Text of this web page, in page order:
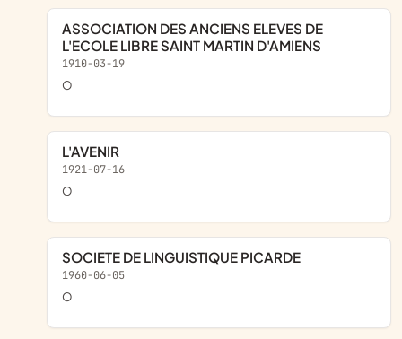
ASSOCIATION DES ANCIENS ELEVES DE
L'ECOLE LIBRE SAINT MARTIN D'AMIENS
1910-03-19
o
L'AVENIR
1921-07-16
o
SOCIETE DE LINGUISTIQUE PICARDE
1960-06-05
o